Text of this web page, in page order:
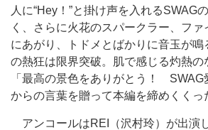
人に“Hey！”と掛け声を入れるSWAG
く、さらに火花のスパークラー、フ
にあがり、トドメとばかりに音玉が鳴
の熱狂は限界突破。肌で感じる灼熱の
「最高の景色をありがとう！ SWAG
からの言葉を贈って本編を締めくくっ
アンコールはREI（沢村玲）が出演